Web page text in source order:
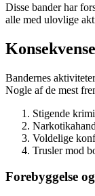
Disse bander har
alle med ulovlige
Bandernes
Nogle af de mest
Stigende
Voldelige
Trusler mod
Forebyggelse